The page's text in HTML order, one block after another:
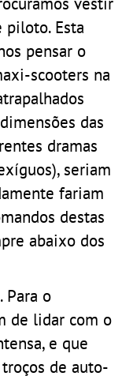
Esta
pensar o
scooters na
das
dramas
seriam
fariam
destas
abaixo dos
Para o
de lidar com o
e que
de auto-